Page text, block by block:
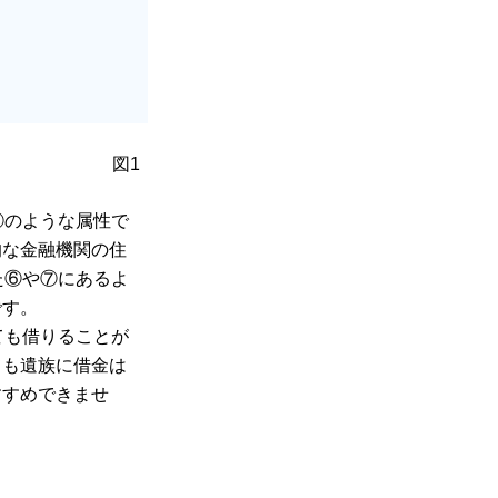
図1
ような属性で
金融機関の住
⑥や⑦にあるよ
。
借りることが
遺族に借金は
めできませ